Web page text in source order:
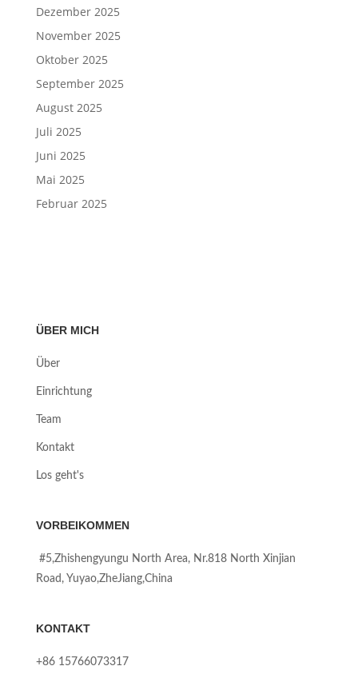
Dezember 2025
November 2025
Oktober 2025
September 2025
August 2025
Juli 2025
Juni 2025
Mai 2025
Februar 2025
ÜBER MICH
Über
Einrichtung
Team
Kontakt
Los geht's
VORBEIKOMMEN
#5,Zhishengyungu North Area, Nr.818 North Xinjian
Road, Yuyao,ZheJiang,China
KONTAKT
+86 15766073317